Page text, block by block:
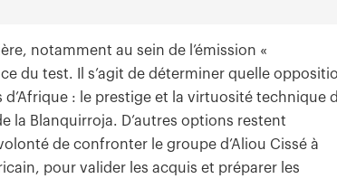
notamment au sein de l’émission «
du test. Il s’agit de déterminer quelle
: le prestige et la virtuosité technique
la Blanquirroja. D’autres options restent
de confronter le groupe d’Aliou Cissé à
pour valider les acquis et préparer les